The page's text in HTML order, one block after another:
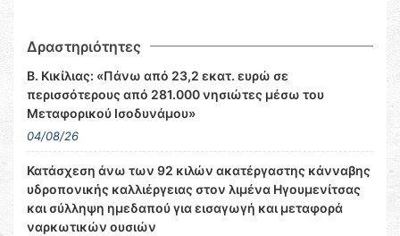
Δραστηριότητες
Β. Κικίλιας: «Πάνω από 23,2 εκατ. ευρώ σε
περισσότερους από 281.000 νησιώτες μέσω του
Μεταφορικού Ισοδυνάμου»
04/08/26
Κατάσχεση άνω των 92 κιλών ακατέργαστης κάνναβης
υδροπονικής καλλιέργειας στον λιμένα Ηγουμενίτσας
και σύλληψη ημεδαπού για εισαγωγή και μεταφορά
ναρκωτικών ουσιών